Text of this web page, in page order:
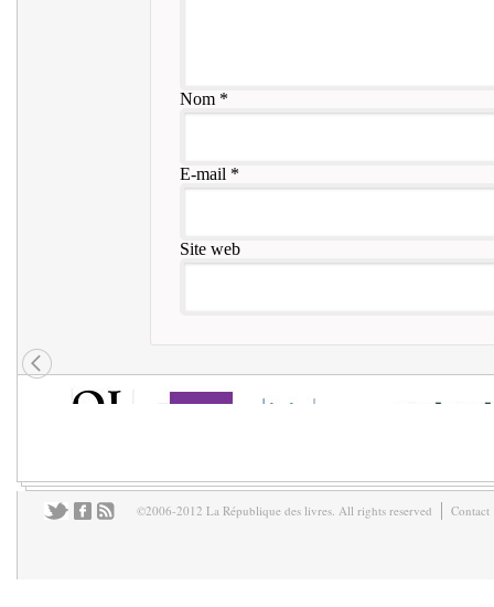
Nom*
E-mail *
Site web
©2006-2012 La République des livres. All rights reserved Contact